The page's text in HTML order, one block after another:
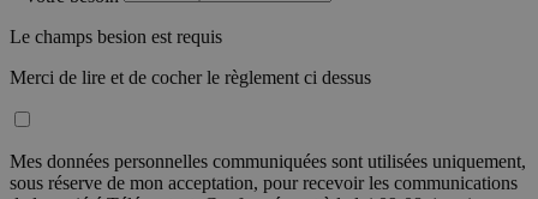
Le champs besion est requis
Merci de lire et de cocher le règlement ci dessus
Mes données personnelles communiquées sont utilisées uniquement,
sous réserve de mon acceptation, pour recevoir les communications